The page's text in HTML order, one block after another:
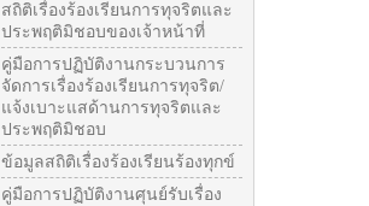
สถิติเรื่องร้องเรียนการทุจริตและ
ประพฤติมิชอบของเจ้าหน้าที่
คู่มือการปฏิบัติงานกระบวนการ
จัดการเรื่องร้องเรียนการทุจริต/
แจ้งเบาะแสด้านการทุจริตและ
ประพฤติมิชอบ
ข้อมูลสถิติเรื่องร้องเรียนร้องทุกข์
คู่มือการปฏิบัติงานศุนย์รับเรื่อง